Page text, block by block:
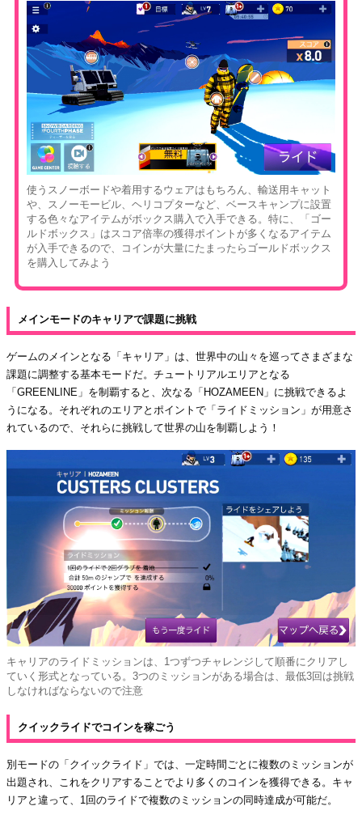
使うスノーボードや着用するウェアはもちろん、輸送用キャット
や、スノーモービル、ヘリコプターなど、ベースキャンプに設置
する色々なアイテムがボックス購入で入手できる。特に、「ゴー
ルドボックス」はスコア倍率の獲得ポイントが多くなるアイテム
が入手できるので、コインが大量にたまったらゴールドボックス
を購入してみよう
メインモードのキャリアで課題に挑戦
ゲームのメインとなる「キャリア」は、世界中の山々を巡ってさまざまな
課題に調整する基本モードだ。チュートリアルエリアとなる
「GREENLINE」を制覇すると、次なる「HOZAMEEN」に挑戦できるよ
うになる。それぞれのエリアとポイントで「ライドミッション」が用意さ
れているので、それらに挑戦して世界の山を制覇しよう！
キャリアのライドミッションは、1つずつチャレンジして順番にクリアし
ていく形式となっている。3つのミッションがある場合は、最低3回は挑戦
しなければならないので注意
クイックライドでコインを稼ごう
別モードの「クイックライド」では、一定時間ごとに複数のミッションが
出題され、これをクリアすることでより多くのコインを獲得できる。キャ
リアと違って、1回のライドで複数のミッションの同時達成が可能だ。